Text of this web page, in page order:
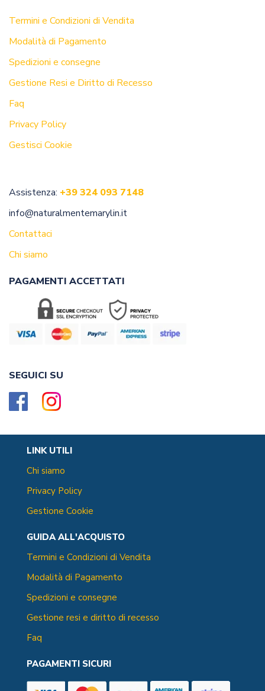
Termini e Condizioni di Vendita
Modalità di Pagamento
Spedizioni e consegne
Gestione Resi e Diritto di Recesso
Faq
Privacy Policy
Gestisci Cookie
Assistenza: +39 324 093 7148
info@naturalmentemarylin.it
Contattaci
Chi siamo
PAGAMENTI ACCETTATI
SEGUICI SU
LINK UTILI
Chi siamo
Privacy Policy
Gestione Cookie
GUIDA ALL'ACQUISTO
Termini e Condizioni di Vendita
Modalità di Pagamento
Spedizioni e consegne
Gestione resi e diritto di recesso
Faq
PAGAMENTI SICURI